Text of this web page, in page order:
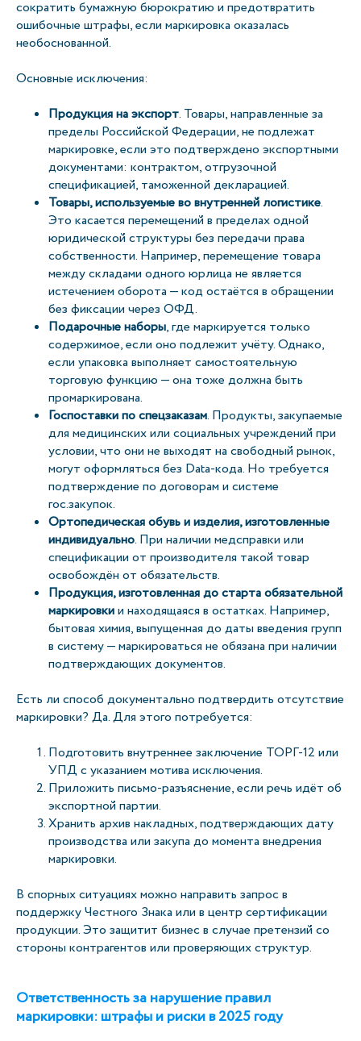
сократить бумажную бюрократию и предотвратить
ошибочные штрафы, если маркировка оказалась
необоснованной.
Основные исключения:
Продукция на экспорт. Товары, направленные за
пределы Российской Федерации, не подлежат
маркировке, если это подтверждено экспортными
документами: контрактом, отгрузочной
спецификацией, таможенной декларацией.
Товары, используемые во внутренней логистике.
Это касается перемещений в пределах одной
юридической структуры без передачи права
собственности. Например, перемещение товара
между складами одного юрлица не является
истечением оборота — код остаётся в обращении
без фиксации через ОФД.
Подарочные наборы, где маркируется только
содержимое, если оно подлежит учёту. Однако,
если упаковка выполняет самостоятельную
торговую функцию — она тоже должна быть
промаркирована.
Госпоставки по спецзаказам. Продукты, закупаемые
для медицинских или социальных учреждений при
условии, что они не выходят на свободный рынок,
могут оформляться без Data-кода. Но требуется
подтверждение по договорам и системе
гос.закупок.
Ортопедическая обувь и изделия, изготовленные
индивидуально. При наличии медсправки или
спецификации от производителя такой товар
освобождён от обязательств.
Продукция, изготовленная до старта обязательной
маркировкии находящаяся в остатках. Например,
бытовая химия, выпущенная до даты введения групп
в систему — маркироваться не обязана при наличии
подтверждающих документов.
Есть ли способ документально подтвердить отсутствие
маркировки? Да. Для этого потребуется:
Подготовить внутреннее заключение ТОРГ-12 или
УПД с указанием мотива исключения.
Приложить письмо-разъяснение, если речь идёт об
экспортной партии.
Хранить архив накладных, подтверждающих дату
производства или закупа до момента внедрения
маркировки.
В спорных ситуациях можно направить запрос в
поддержку Честного Знака или в центр сертификации
продукции. Это защитит бизнес в случае претензий со
стороны контрагентов или проверяющих структур.
Ответственность за нарушение правил
маркировки: штрафы и риски в 2025 году